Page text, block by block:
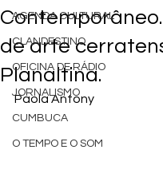
AGENDA CULTURAL
CLANDESTINO
OFICINA DE RÁDIO
JORNALISMO
CUMBUCA
O TEMPO E O SOM
de arte
Planaltina.
Paola Antony